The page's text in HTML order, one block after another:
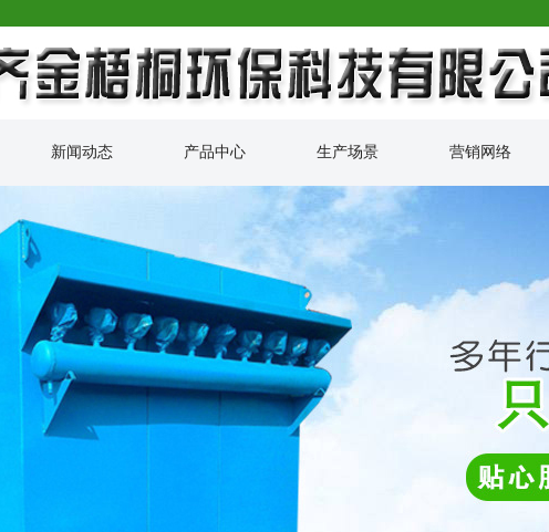
新闻动态 产品中心 生产场景 营销网络